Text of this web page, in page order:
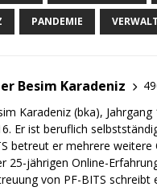
PANDEMIE
Besim Karadeniz
Karadeniz (bka),
Er ist beruflich
betreut er mehrere
25-jährigen Online-
von PF-BITS